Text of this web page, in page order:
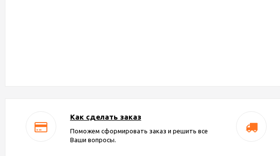
Как сделать заказ
Поможем сформировать заказ и решить все
Ваши вопросы.